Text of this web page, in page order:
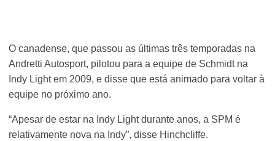
O canadense, que passou as últimas três temporadas na
Andretti Autosport, pilotou para a equipe de Schmidt na
Indy Light em 2009, e disse que está animado para voltar à
equipe no próximo ano.
“Apesar de estar na Indy Light durante anos, a SPM é
relativamente nova na Indy”, disse Hinchcliffe.